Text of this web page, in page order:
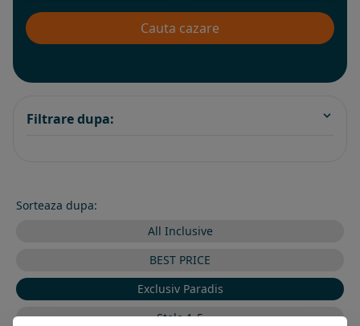
Filtrare dupa:
Sorteaza dupa:
All Inclusive
BEST PRICE
Exclusiv Paradis
Stele 1-5